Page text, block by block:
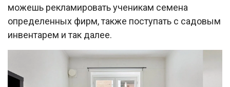
можешь рекламировать ученикам семена
определенных фирм, также поступать с садовым
инвентарем и так далее.